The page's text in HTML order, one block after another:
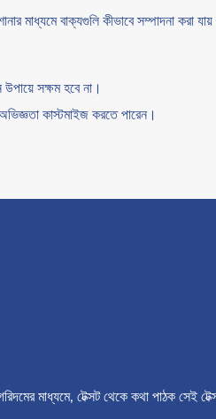
মাধ্যমে বাক্যগুলি কীভাবে সম্পাদনা করা যায়
সক্ষম হবে না।
কাস্টমাইজ করতে পারেন।
মাধ্যমে, টেক্সট থেকে কথা পাঠক সেই